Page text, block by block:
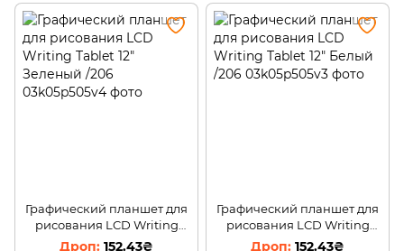
Графический планшет для
рисования LCD Writing
Tablet 12" Зеленый /206
152.43₴
Графический планшет для
рисования LCD Writing
Tablet 12" Белый /206
152.43₴